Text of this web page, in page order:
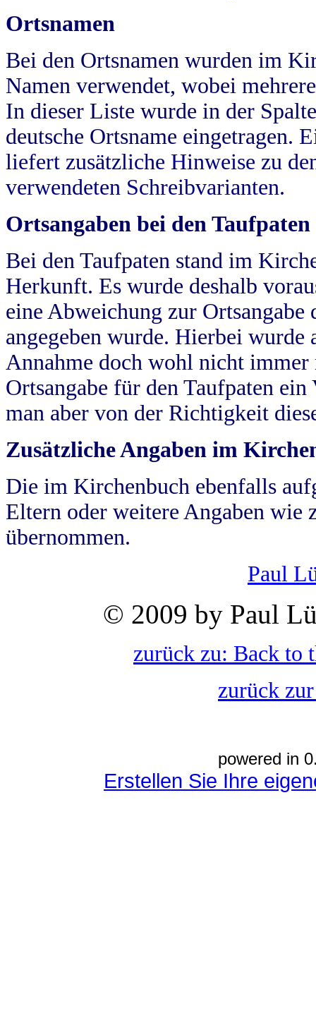
Ortsnamen
Bei den Ortsnamen wurden im
Namen verwendet, wobei
In dieser Liste wurde in der
deutsche Ortsname eingetragen.
liefert zusätzliche Hinweise zu
verwendeten Schreibvarianten.
Ortsangaben bei den Taufpaten
Bei den Taufpaten stand im
Herkunft. Es wurde deshalb
eine Abweichung zur
angegeben wurde. Hierbei wurde
Annahme doch wohl nicht
Ortsangabe für den Taufpaten
man aber von der Richtigkeit
Zusätzliche Angaben im
Die im Kirchenbuch ebenfalls
Eltern oder weitere Angaben wie
übernommen.
Paul
© 2009 by Paul
zurück zu: Back to
zurück
powered in
Erstellen Sie Ihre